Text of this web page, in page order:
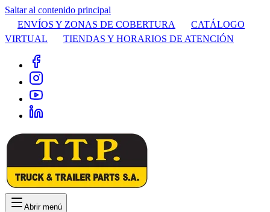
Saltar al contenido principal
ENVÍOS Y ZONAS DE COBERTURA
CATÁLOGO
VIRTUAL
TIENDAS Y HORARIOS DE ATENCIÓN
Abrir menú